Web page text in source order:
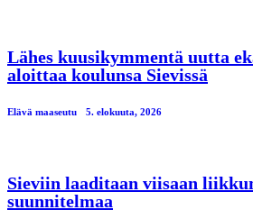
Lähes kuusikymmentä uutta
aloittaa koulunsa Sievissä
Elävä maaseutu 5. elokuuta, 2026
Sieviin laaditaan viisaan
suunnitelmaa